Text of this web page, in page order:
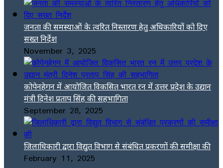
जनता की समस्याओं के त्वरित निस्तारण हेतु अधिकारियों को दिए
सख्त निर्देश
November 3, 2025
कोपेनहेगन में आयोजित विकसित भारत रन में उत्तर प्रदेश के उद्यान
मंत्री दिनेश प्रताप सिंह की सहभागिता
September 28, 2025
जिलाधिकारी द्वारा विद्युत विभाग से संबंधित प्रकरणों की समीक्षा की
February 11, 2025